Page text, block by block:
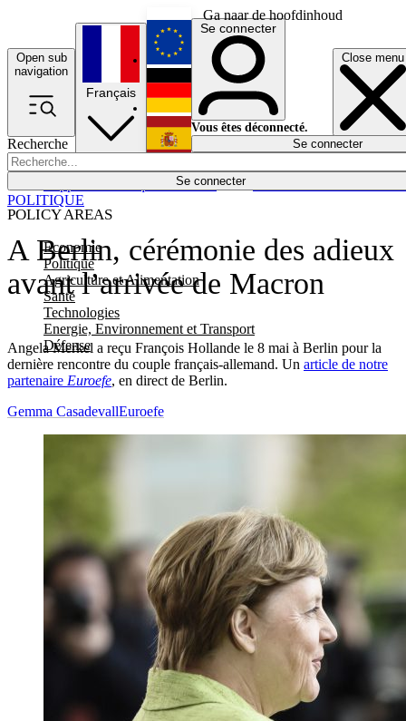
Ga naar de hoofdinhoud
Open sub
navigation
Close menu
Recherche
Se connecter
POLICY AREAS
Economie
Politique
Agriculture et Alimentation
Santé
Technologies
Energie, Environnement et Transport
Défense
Économie
Français
English
Deutsch
Español
Se connecter
Vous êtes déconnecté.
Se connecter
A Berlin, cérémonie des adieux
avant l’arrivée de Macron
Angela Merkel a reçu François Hollande le 8 mai à Berlin pour la
dernière rencontre du couple français-allemand. Un article de notre
partenaire Euroefe, en direct de Berlin.
POLITIQUE
Gemma CasadevallEuroefe